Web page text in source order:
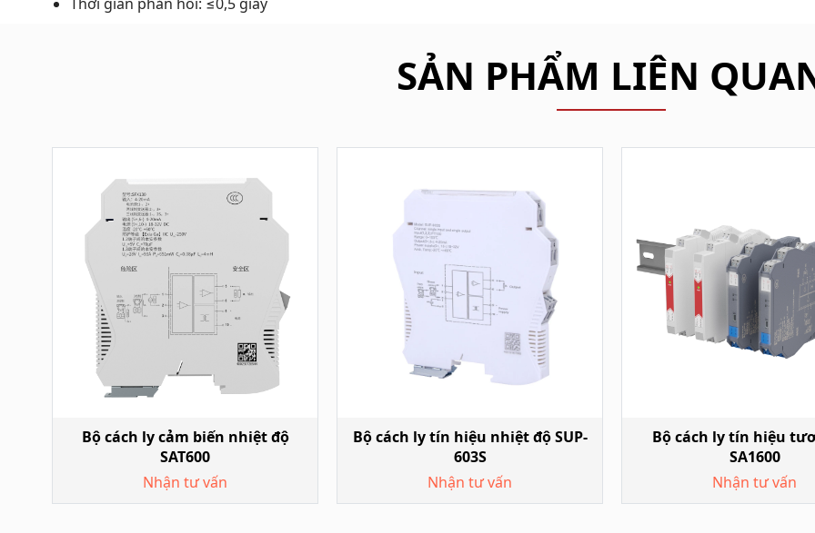
SẢN PHẨM LIÊN
Bộ cách ly cảm biến nhiệt độ
SAT600
Nhận tư vấn
Bộ cách ly tín hiệu nhiệt độ SUP-
603S
Nhận tư vấn
Bộ cách ly tín hiệu
SA1600
Nhận tư vấn